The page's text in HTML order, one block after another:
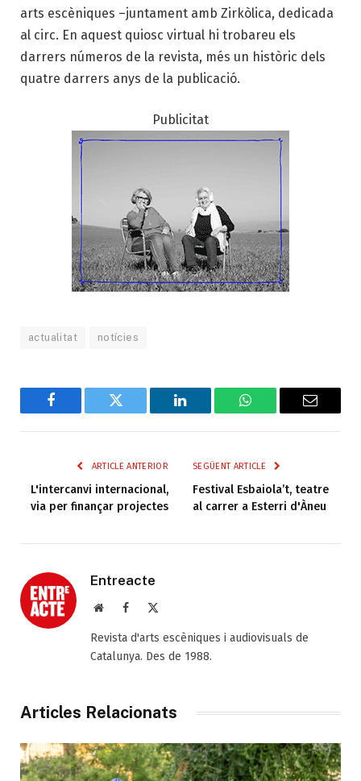
arts escèniques –juntament amb Zirkòlica, dedicada
al circ. En aquest quiosc virtual hi trobareu els
darrers números de la revista, més un històric dels
quatre darrers anys de la publicació.
Publicitat
actualitat notícies
Facebook Twitter LinkedIn WhatsAppEmail
ARTICLE ANTERIOR
L'intercanvi internacional,
via per finançar projectes
SEGÜENT ARTICLE
Festival Esbaiola’t, teatre
al carrer a Esterri d'Àneu
Entreacte
Web Facebook
Revista d'arts escèniques i audiovisuals de
Catalunya. Des de 1988.
Articles Relacionats